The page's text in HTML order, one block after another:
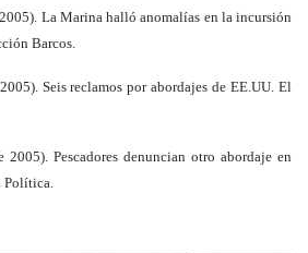
La Marina halló anomalías en la incursión
Barcos.
Seis reclamos por abordajes de EE.UU. El
Pescadores denuncian otro abordaje en